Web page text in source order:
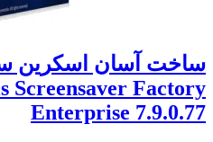
ساخت آسان اسکرین
Screensaver Factory
Enterprise 7.9.0.77